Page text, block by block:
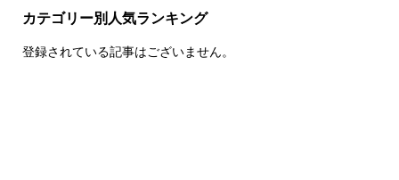
カテゴリー別人気ランキング
登録されている記事はございません。